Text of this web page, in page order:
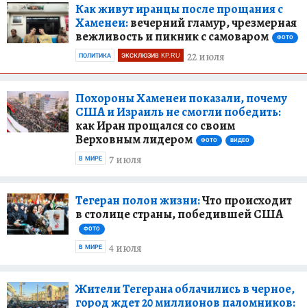
Как живут иранцы после прощания с
Хаменеи:вечерний гламур, чрезмерная
вежливость и пикник с самоваром
ФОТО
22 июля
ПОЛИТИКА ЭКСКЛЮЗИВ KP.RU
Похороны Хаменеи показали, почему
США и Израиль не смогли победить:
как Иран прощался со своим
Верховным лидером
ФОТО ВИДЕО
7 июля
В МИРЕ
Тегеран полон жизни:Что происходит
в столице страны, победившей США
ФОТО
4 июля
В МИРЕ
Жители Тегерана облачились в черное,
город ждет 20 миллионов паломников: